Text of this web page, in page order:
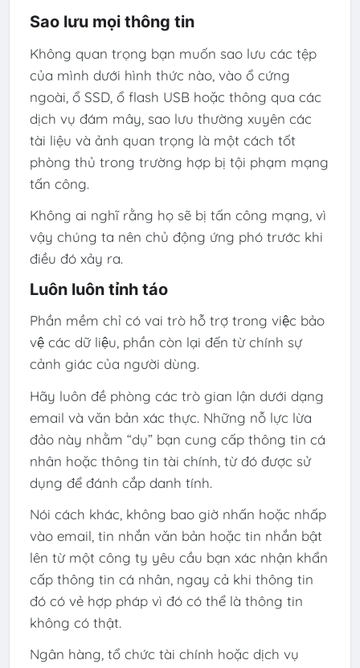
Sao lưu mọi thông tin
Không quan trọng bạn muốn sao lưu các tệp
của mình dưới hình thức nào, vào ổ cứng
ngoài, ổ SSD, ổ flash USB hoặc thông qua các
dịch vụ đám mây, sao lưu thường xuyên các
tài liệu và ảnh quan trọng là một cách tốt
phòng thủ trong trường hợp bị tội phạm mạng
tấn công.
Không ai nghĩ rằng họ sẽ bị tấn công mạng, vì
vậy chúng ta nên chủ động ứng phó trước khi
điều đó xảy ra.
Luôn luôn tỉnh táo
Phần mềm chỉ có vai trò hỗ trợ trong việc bảo
vệ các dữ liệu, phần còn lại đến từ chính sự
cảnh giác của người dùng.
Hãy luôn đề phòng các trò gian lận dưới dạng
email và văn bản xác thực. Những nỗ lực lừa
đảo này nhằm “dụ” bạn cung cấp thông tin cá
nhân hoặc thông tin tài chính, từ đó được sử
dụng để đánh cắp danh tính.
Nói cách khác, không bao giờ nhấn hoặc nhấp
vào email, tin nhắn văn bản hoặc tin nhắn bật
lên từ một công ty yêu cầu bạn xác nhận khẩn
cấp thông tin cá nhân, ngay cả khi thông tin
đó có vẻ hợp pháp vì đó có thể là thông tin
không có thật.
Ngân hàng, tổ chức tài chính hoặc dịch vụ